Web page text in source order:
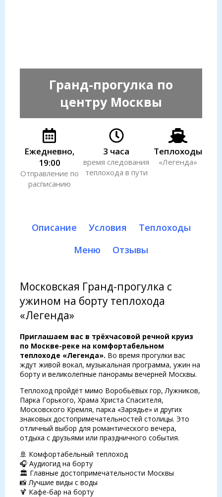
Гранд-прогулка по
центру Москвы
Ежедневно,
19:00
Отправление по
расписанию
3 часа
время следования
теплохода в пути
Теплоходы
«Легенда»
Описание Условия
Теплоходы
Меню
Отзывы
Московская Гранд-прогулка с
ужином на борту теплохода
«Легенда»
Приглашаем вас в трёхчасовой речной круиз
по Москве-реке на комфортабельном
теплоходе «Легенда». Во время прогулки вас
ждут живой вокал, музыкальная программа, ужин на
борту и великолепные панорамы вечерней Москвы.
Теплоход пройдёт мимо Воробьёвых гор, Лужников,
Парка Горького, Храма Христа Спасителя,
Московского Кремля, парка «Зарядье» и других
знаковых достопримечательностей столицы. Это
отличный выбор для романтического вечера,
отдыха с друзьями или праздничного события.
🚢 Комфортабельный теплоход
🎧 Аудиогид на борту
🏛 Главные достопримечательности Москвы
📸 Лучшие виды с воды
🍹 Кафе-бар на борту